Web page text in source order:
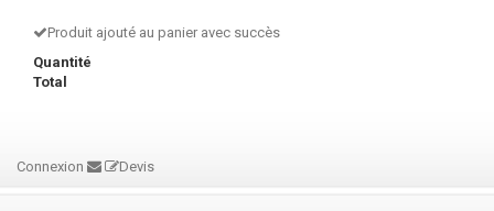
Produit ajouté au panier avec succès
Quantité
Total
Connexion Devis